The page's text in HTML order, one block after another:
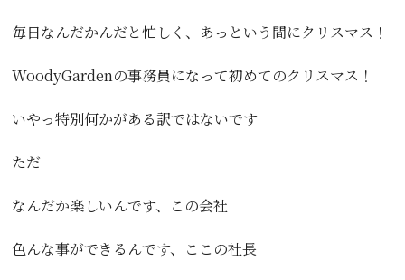
毎日なんだかんだと忙しく、あっという間にクリスマス！
WoodyGardenの事務員になって初めてのクリスマス！
いやっ特別何かがある訳ではないです
ただ
なんだか楽しいんです、この会社
色んな事ができるんです、ここの社長